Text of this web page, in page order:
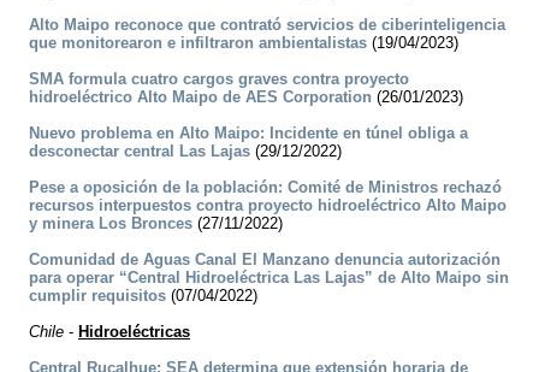
Alto Maipo reconoce que contrató servicios de ciberinteligencia
que monitorearon e infiltraron ambientalistas (19/04/2023)
SMA formula cuatro cargos graves contra proyecto
hidroeléctrico Alto Maipo de AES Corporation (26/01/2023)
Nuevo problema en Alto Maipo: Incidente en túnel obliga a
desconectar central Las Lajas (29/12/2022)
Pese a oposición de la población: Comité de Ministros rechazó
recursos interpuestos contra proyecto hidroeléctrico Alto Maipo
y minera Los Bronces (27/11/2022)
Comunidad de Aguas Canal El Manzano denuncia autorización
para operar “Central Hidroeléctrica Las Lajas” de Alto Maipo sin
cumplir requisitos (07/04/2022)
Chile - Hidroeléctricas
Central Rucalhue: SEA determina que extensión horaria de